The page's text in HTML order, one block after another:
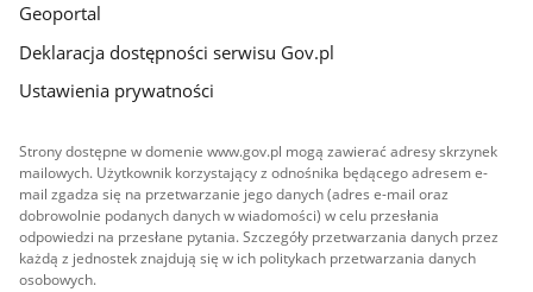
Geoportal
Deklaracja dostępności serwisu Gov.pl
Ustawienia prywatności
Strony dostępne w domenie www.gov.pl mogą zawierać adresy skrzynek
mailowych. Użytkownik korzystający z odnośnika będącego adresem e-
mail zgadza się na przetwarzanie jego danych (adres e-mail oraz
dobrowolnie podanych danych w wiadomości) w celu przesłania
odpowiedzi na przesłane pytania. Szczegóły przetwarzania danych przez
każdą z jednostek znajdują się w ich politykach przetwarzania danych
osobowych.